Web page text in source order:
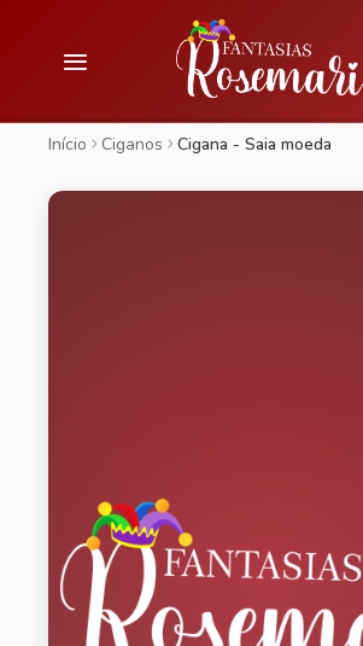
Início Ciganos Cigana - Saia moeda